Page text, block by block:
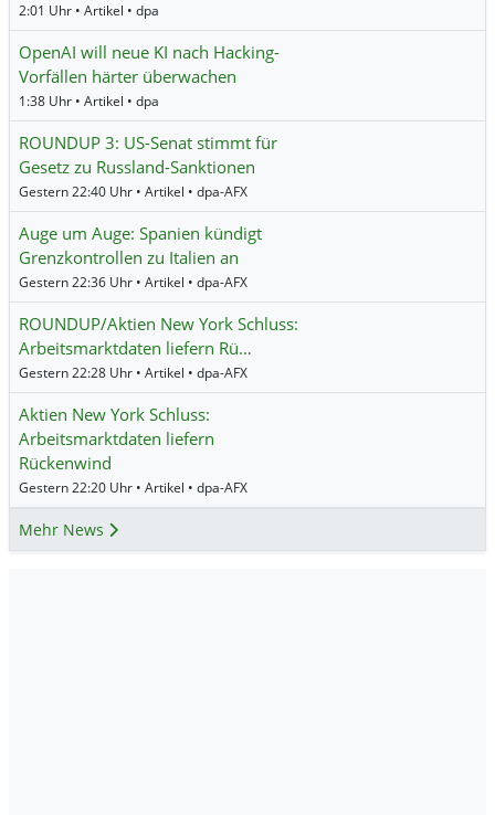
2:01 Uhr • Artikel • dpa
OpenAI will neue KI nach Hacking-
Vorfällen härter überwachen
1:38 Uhr • Artikel • dpa
ROUNDUP 3: US-Senat stimmt für
Gesetz zu Russland-Sanktionen
Gestern 22:40 Uhr • Artikel • dpa-AFX
Auge um Auge: Spanien kündigt
Grenzkontrollen zu Italien an
Gestern 22:36 Uhr • Artikel • dpa-AFX
ROUNDUP/Aktien New York Schluss:
Arbeitsmarktdaten liefern Rü…
Gestern 22:28 Uhr • Artikel • dpa-AFX
Aktien New York Schluss:
Arbeitsmarktdaten liefern
Rückenwind
Gestern 22:20 Uhr • Artikel • dpa-AFX
Mehr News